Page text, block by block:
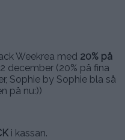
Weekrea med 20% på
december (20% på fina
Sophie by Sophie bla så
på nu:))
i kassan.